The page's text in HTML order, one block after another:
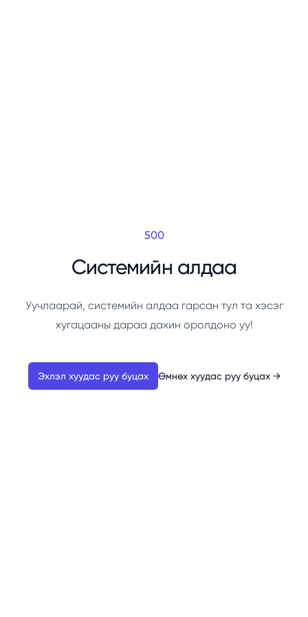
500
Системийн алдаа
Уучлаарай, системийн алдаа гарсан тул та хэсэг
хугацааны дараа дахин оролдоно уу!
Эхлэл хуудас руу буцах Өмнөх хуудас руу буцах →